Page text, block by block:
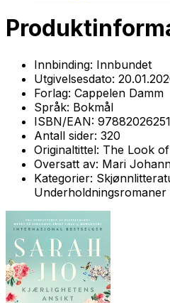
Innbinding: Innbundet
Utgivelsesdato:
Forlag: Cappelen Damm
Språk: Bokmål
ISBN/EAN:
Antall sider: 320
Originaltittel: The Look
Oversatt av: Mari
Kategorier:
Underholdningsromaner